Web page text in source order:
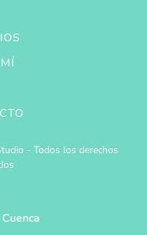
- Todos los derechos